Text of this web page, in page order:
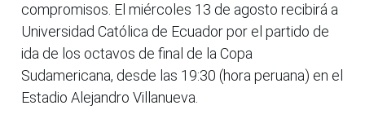
compromisos. El miércoles 13 de agosto recibirá a
Universidad Católica de Ecuador por el partido de
ida de los octavos de final de la Copa
Sudamericana, desde las 19:30 (hora peruana) en el
Estadio Alejandro Villanueva.